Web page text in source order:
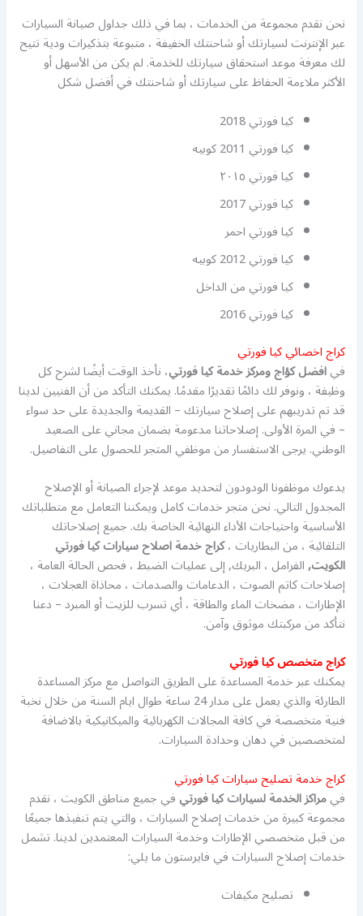
نحن نقدم مجموعة من الخدمات ، بما في ذلك جداول صيانة السيارات
عبر الإنترنت لسيارتك أو شاحنتك الخفيفة ، متبوعة بتذكيرات ودية تتيح
لك معرفة موعد استحقاق سيارتك للخدمة. لم يكن من الأسهل أو
الأكثر ملاءمة الحفاظ على سيارتك أو شاحنتك في أفضل شكل
كيا فورتي 2018
كيا فورتي 2011 كوبيه
كيا فورتي ٢٠١٥
كيا فورتي 2017
كيا فورتي احمر
كيا فورتي 2012 كوبيه
كيا فورتي من الداخل
كيا فورتي 2016
كراج اخصائي كيا فورتي
فيافضل كؤاج ومركز خدمة كيا فورتي، نأخذ الوقت أيضًا لشرح كل
وظيفة ، ونوفر لك دائمًا تقديرًا مقدمًا. يمكنك التأكد من أن الفنيين لدينا
قد تم تدريبهم على إصلاح سيارتك – القديمة والجديدة على حد سواء
– في المرة الأولى. إصلاحاتنا مدعومة بضمان مجاني على الصعيد
الوطني. يرجى الاستفسار من موظفي المتجر للحصول على التفاصيل.
يدعوك موظفونا الودودون لتحديد موعد لإجراء الصيانة أو الإصلاح
المجدول التالي. نحن متجر خدمات كامل ويمكننا التعامل مع متطلباتك
الأساسية واحتياجات الأداء النهائية الخاصة بك. جميع إصلاحاتك
التلقائية ، من البطاريات ،كراج خدمة اصلاح سيارات كيا فورتي
الكويت,الفرامل ، البريك, إلى عمليات الضبط ، فحص الحالة العامة ،
إصلاحات كاتم الصوت ، الدعامات والصدمات ، محاذاة العجلات ،
الإطارات ، مضخات الماء والطاقة ، أي تسرب للزيت أو المبرد – دعنا
نتأكد من مركبتك موثوق وآمن.
كراج متخصص كيا فورتي
يمكنك عبر خدمة المساعدة على الطريق التواصل مع مركز المساعدة
الطارئة والذي يعمل على مدار 24 ساعة طوال ايام السنة من خلال نخبة
فنية متخصصة في كافة المجالات الكهربائية والميكانيكية بالاضافة
لمتخصصين في دهان وحدادة السيارات.
كراج خدمة تصليح سيارات كيا فورتي
فيمراكز الخدمة لسيارات كيا فورتيفي جميع مناطق الكويت ، نقدم
مجموعة كبيرة من خدمات إصلاح السيارات ، والتي يتم تنفيذها جميعًا
من قبل متخصصي الإطارات وخدمة السيارات المعتمدين لدينا. تشمل
خدمات إصلاح السيارات في فايرستون ما يلي:
تصليح مكيفات